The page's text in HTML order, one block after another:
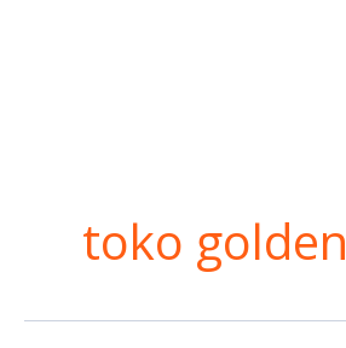
toko golden